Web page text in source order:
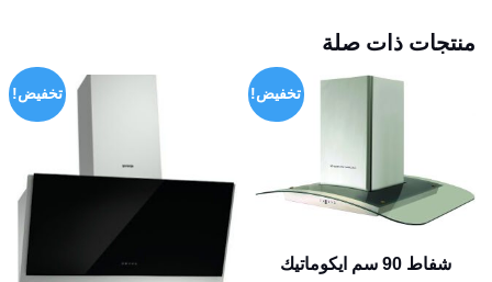
منتجات ذات صلة
تخفيض!
شفاط 90 سم ايكوماتيك
تخفيض!